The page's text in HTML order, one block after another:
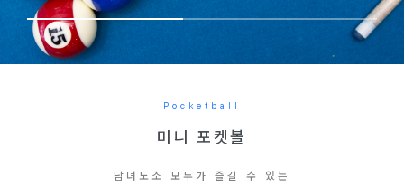
Pocketball
미니 포켓볼
남녀노소 모두가 즐길 수 있는